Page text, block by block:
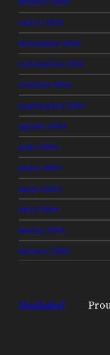
enero 2005
diciembre 2004
noviembre 2004
octubre 2004
septiembre 2004
agosto 2004
julio 2004
junio 2004
mayo 2004
abril 2004
marzo 2004
febrero 2004
Neobabel